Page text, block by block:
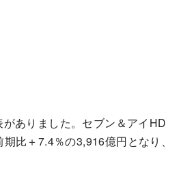
ありました。セブン＆アイHD
比＋7.4％の3,916億円となり、